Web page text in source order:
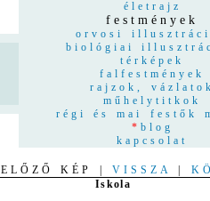
életrajz
festmények
orvosi
biológiai
térképek
falfestmények
rajzok, vázlatok
műhelytitkok
régi és mai festők
* blog
kapcsolat
ELŐZŐ KÉP | VISSZA
Iskola